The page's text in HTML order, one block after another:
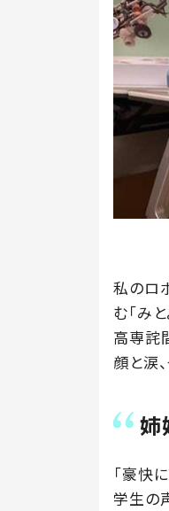
私のロ
む「み
高専詫
顔と涙
姉
「豪快
学生の